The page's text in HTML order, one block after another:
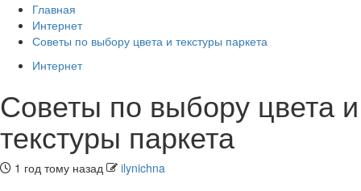
Главная
Интернет
Советы по выбору цвета и текстуры паркета
Интернет
Советы по выбору цвета и
текстуры паркета
1 год тому назад
ilynichna